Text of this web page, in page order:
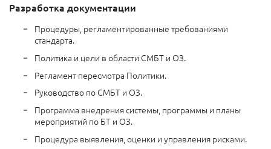
Разработка документации
Процедуры, регламентированные требованиями
стандарта.
Политика и цели в области СМБТ и ОЗ.
Регламент пересмотра Политики.
Руководство по СМБТ и ОЗ.
Программа внедрения системы, программы и планы
мероприятий по БТ и ОЗ.
Процедура выявления, оценки и управления рисками.